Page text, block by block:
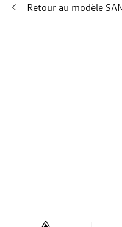
Retour au modèle